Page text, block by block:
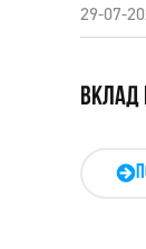
29-07-
ВКЛАД